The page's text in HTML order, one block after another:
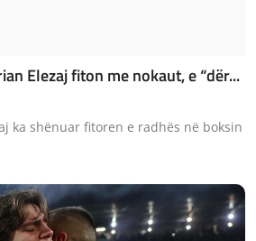
Elezaj fiton me nokaut, e “dër...
ka shënuar fitoren e radhës në boksin